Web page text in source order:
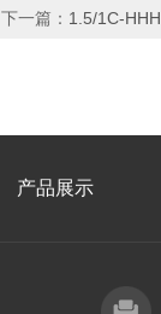
下一篇： 1.5/1C-
产品展示